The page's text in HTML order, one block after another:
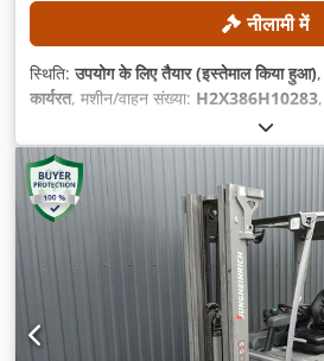
नीलामी में
स्थिति:उपयोग के लिए तैयार (इस्तेमाल किया हुआ)
कार्यरत, मशीन/वाहन संख्या: H2X386H10283
4,625 मिमी
निर्माण ऊँचाई:2,121 मिमी, उपकरण:साइडशिफ्ट,